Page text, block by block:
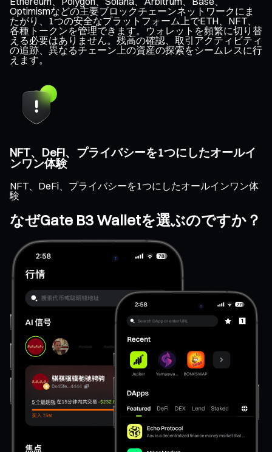
Optimismなどの主要ブロックチェーンネットワークにま
たがり、1つの安全なプラットフォーム上でETH、NFT、
各種トークンを管理できます。ウォレットを頻繁に切り替
える必要はありません。残高の確認、取引アクティビティ
の追跡、異なるチェーン上の資産の探索をシームレスに行
えます。
NFT、DeFi、プライバシーを1つにしたオールイ
ンワン体験
NFT、DeFi、プライバシーを1つにしたオールインワン体
験
なぜGate B3 Walletを選ぶのですか？